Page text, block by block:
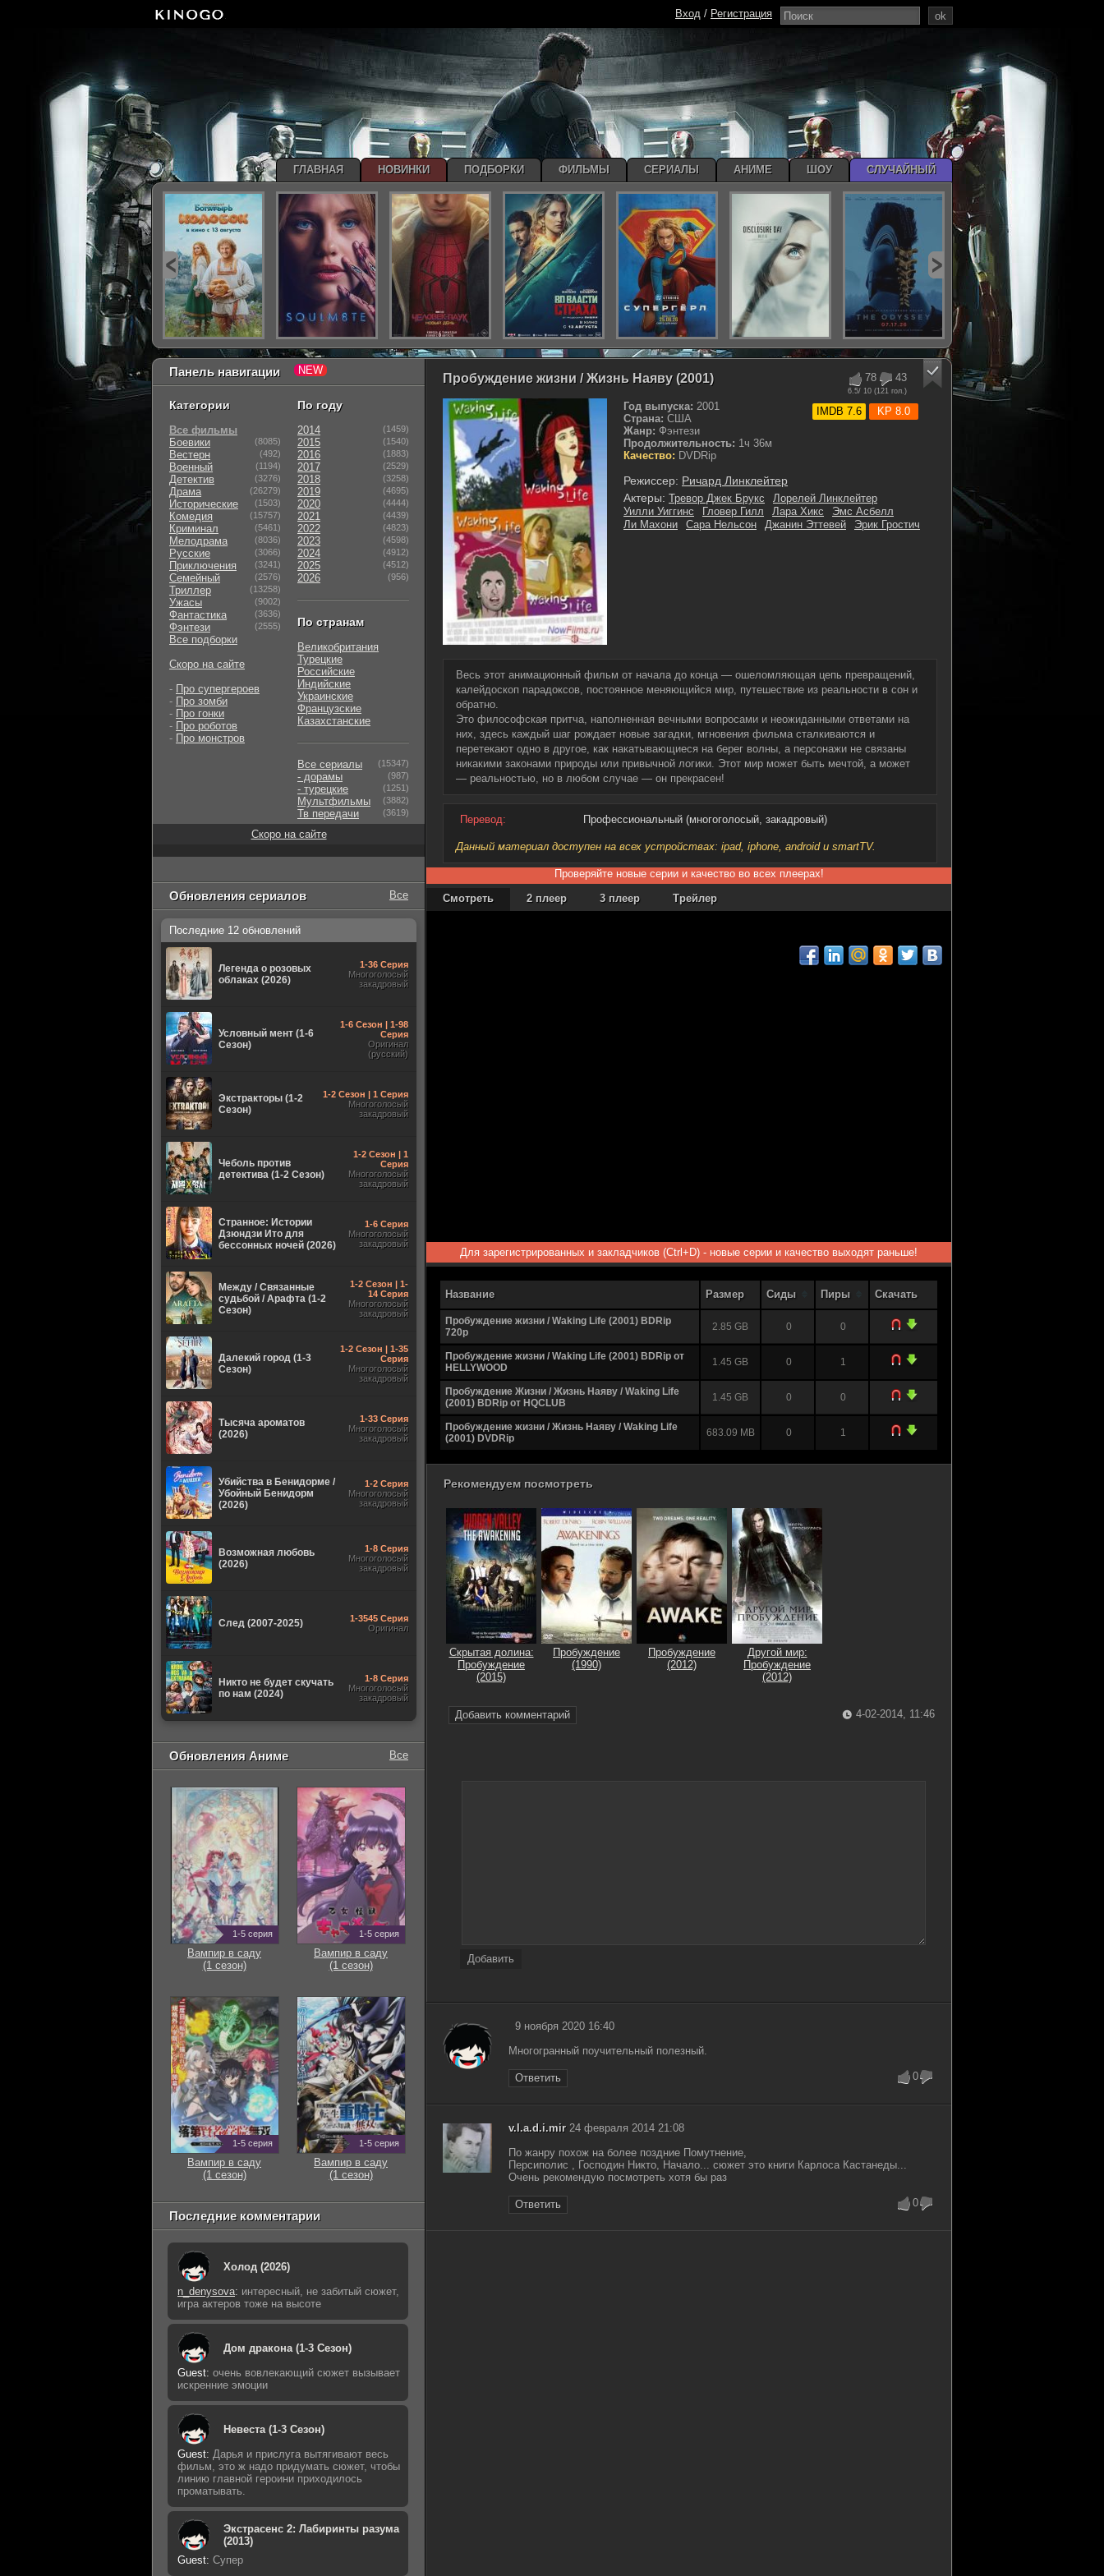
78 43
6.5/ 10 (121 гол.)
IMDB 7.6 KP 8.0
Пробуждение жизни / Жизнь Наяву (2001)
Год выпуска: 2001
Страна: США
Жанр: Фэнтези
Продолжительность: 1ч 36м
Качество: DVDRip
Режиссер: Ричард Линклейтер
Актеры: Тревор Джек Брукс
Лорелей Линклейтер
Уилли Уиггинс
Гловер Гилл Лара Хикс
Эмс Асбелл
Ли Махони
Сара Нельсон Джанин Эттевей Эрик Гростич
Весь этот анимационный фильм от начала до конца — ошеломляющая цепь превращений,
калейдоскоп парадоксов, постоянное меняющийся мир, путешествие из реальности в сон и
обратно.
Это философская притча, наполненная вечными вопросами и неожиданными ответами на
них, здесь каждый шаг рождает новые загадки, мгновения фильма сталкиваются и
перетекают одно в другое, как накатывающиеся на берег волны, а персонажи не связаны
никакими законами природы или привычной логики. Этот мир может быть мечтой, а может
— реальностью, но в любом случае — он прекрасен!
Перевод: Профессиональный (многоголосый, закадровый)
Данный материал доступен на всех устройствах: ipad, iphone, android и smartTV.
Проверяйте новые серии и качество во всех плеерах!
Смотреть
2 плеер 3 плеер Трейлер
Для зарегистрированных и закладчиков (Ctrl+D) - новые серии и качество выходят раньше!
Название Размер Сиды Пиры Скачать
Пробуждение жизни / Waking Life (2001) BDRip
720p
2.85 GB 0 0
Пробуждение жизни / Waking Life (2001) BDRip от
HELLYWOOD
1.45 GB 0 1
Пробуждение Жизни / Жизнь Наяву / Waking Life
(2001) BDRip от HQCLUB
1.45 GB 0 0
Пробуждение жизни / Жизнь Наяву / Waking Life
(2001) DVDRip
683.09 MB 0 1
Рекомендуем посмотреть
Скрытая долина:
Пробуждение
(2015)
Пробуждение
(1990)
Пробуждение
(2012)
Другой мир:
Пробуждение
(2012)
Добавить комментарий 4-02-2014, 11:46
Добавить
9 ноября 2020 16:40
Многогранный поучительный полезный.
Ответить 0
v.l.a.d.i.mir24 февраля 2014 21:08
По жанру похож на более поздние Помутнение,
Персиполис , Господин Никто, Начало... сюжет это книги Карлоса Кастанеды...
Очень рекомендую посмотреть хотя бы раз
Ответить 0
Панель навигации
Категории
Все фильмы
Боевики
(8085)
Вестерн (492)
Военный (1194)
Детектив (3276)
Драма (26279)
Исторические (1503)
Комедия (15757)
Криминал (5461)
Мелодрама (8036)
Русские (3066)
Приключения (3241)
Семейный (2576)
Триллер (13258)
Ужасы (9002)
Фантастика (3636)
Фэнтези (2555)
Все подборки
Скоро на сайте
- Про супергероев
- Про зомби
- Про гонки
- Про роботов
- Про монстров
По году
2014 (1459)
2015 (1540)
2016 (1883)
2017 (2529)
2018 (3258)
2019 (4695)
2020 (4444)
2021 (4439)
2022 (4823)
2023 (4598)
2024 (4912)
2025 (4512)
2026 (956)
По странам
Великобритания
Турецкие
Российские
Индийские
Украинские
Французские
Казахстанские
Все сериалы (15347)
- дорамы (987)
- турецкие (1251)
Мультфильмы (3882)
Тв передачи (3619)
Скоро на сайте
Обновления сериалов Все
Последние 12 обновлений
Легенда о розовых
облаках (2026)
1-36 Серия
Многоголосый
закадровый
Условный мент (1-6
Сезон)
1-6 Сезон | 1-98
Серия
Оригинал
(русский)
Экстракторы (1-2
Сезон)
1-2 Сезон | 1 Серия
Многоголосый
закадровый
Чеболь против
детектива (1-2 Сезон)
1-2 Сезон | 1
Серия
Многоголосый
закадровый
Странное: Истории
Дзюндзи Ито для
бессонных ночей (2026)
1-6 Серия
Многоголосый
закадровый
Между / Связанные
судьбой / Арафта (1-2
Сезон)
1-2 Сезон | 1-
14 Серия
Многоголосый
закадровый
Далекий город (1-3
Сезон)
1-2 Сезон | 1-35
Серия
Многоголосый
закадровый
Тысяча ароматов
(2026)
1-33 Серия
Многоголосый
закадровый
Убийства в Бенидорме /
Убойный Бенидорм
(2026)
1-2 Серия
Многоголосый
закадровый
Возможная любовь
(2026)
1-8 Серия
Многоголосый
закадровый
След (2007-2025)
1-3545 Серия
Оригинал
Никто не будет скучать
по нам (2024)
1-8 Серия
Многоголосый
закадровый
Обновления Аниме Все
1-5 серия
Вампир в саду
(1 сезон)
1-5 серия
Вампир в саду
(1 сезон)
1-5 серия
Вампир в саду
(1 сезон)
1-5 серия
Вампир в саду
(1 сезон)
Последние комментарии
Холод (2026)
n_denysova: интересный, не забитый сюжет,
игра актеров тоже на высоте
Дом дракона (1-3 Сезон)
Guest: очень вовлекающий сюжет вызывает
искренние эмоции
Невеста (1-3 Сезон)
Guest: Дарья и прислуга вытягивают весь
фильм, это ж надо придумать сюжет, чтобы
линию главной героини приходилось
проматывать.
Экстрасенс 2: Лабиринты разума
(2013)
Guest: Супер
ok
Вход / Регистрация
ГЛАВНАЯ НОВИНКИ ПОДБОРКИ ФИЛЬМЫ СЕРИАЛЫ АНИМЕ ШОУ СЛУЧАЙНЫЙ